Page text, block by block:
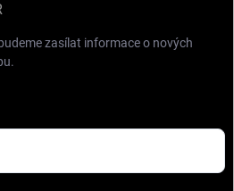
zasílat informace o nových